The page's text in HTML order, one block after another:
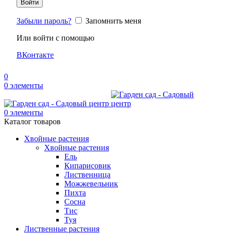
Войти
Забыли пароль?
Запомнить меня
Или войти с помощью
ВКонтакте
0
0 элементы
0 элементы
Каталог товаров
Хвойные растения
Хвойные растения
Ель
Кипарисовик
Лиственница
Можжевельник
Пихта
Сосна
Тис
Туя
Лиственные растения